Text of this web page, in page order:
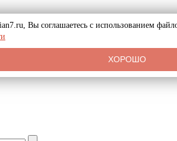
Вы соглашаетесь с использованием
ХОРОШО